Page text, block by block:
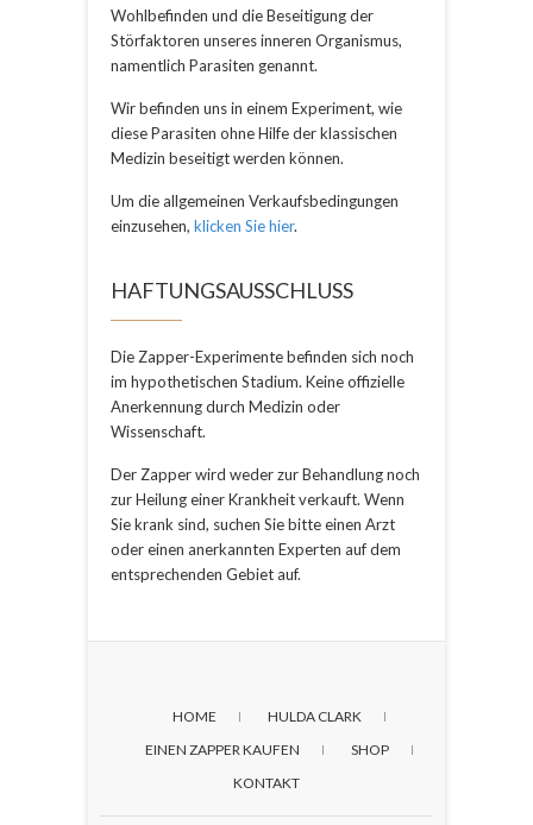
Wohlbefinden und die Beseitigung der
Störfaktoren unseres inneren Organismus,
namentlich Parasiten genannt.
Wir befinden uns in einem Experiment, wie
diese Parasiten ohne Hilfe der klassischen
Medizin beseitigt werden können.
Um die allgemeinen Verkaufsbedingungen
einzusehen, klicken Sie hier.
HAFTUNGSAUSSCHLUSS
Die Zapper-Experimente befinden sich noch
im hypothetischen Stadium. Keine offizielle
Anerkennung durch Medizin oder
Wissenschaft.
Der Zapper wird weder zur Behandlung noch
zur Heilung einer Krankheit verkauft. Wenn
Sie krank sind, suchen Sie bitte einen Arzt
oder einen anerkannten Experten auf dem
entsprechenden Gebiet auf.
HOME
HULDA CLARK
EINEN ZAPPER KAUFEN
SHOP
KONTAKT